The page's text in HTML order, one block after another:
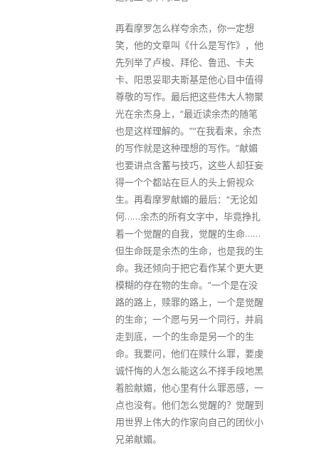
再看摩罗怎么样夸余杰，你一定想
笑，他的文章叫《什么是写作》，他
先列举了卢梭、拜伦、鲁迅、卡夫
卡、阳思妥耶夫斯基是他心目中值得
尊敬的写作。最后把这些伟大人物聚
光在余杰身上，“最近读余杰的随笔
也是这样理解的。”“在我看来，余杰
的写作就是这种理想的写作。”献媚
也要讲点含蓄与技巧，这些人却狂妄
得一个个都站在巨人的头上俯视众
生。再看摩罗献媚的最后：“无论如
何……余杰的所有文字中，毕竟挣扎
着一个觉醒的自我，觉醒的生命……
但生命既是余杰的生命，也是我的生
命。我还倾向于把它看作某个更大更
模糊的存在物的生命。”一个是在没
路的路上，赎罪的路上，一个是觉醒
的生命；一个愿与另一个同行，并肩
走到底，一个的生命是另一个的生
命。我要问，他们在赎什么罪，要虔
诚忏悔的人怎么能这么不择手段地黑
着脸献媚，他心里有什么罪恶感，一
点也没有。他们怎么觉醒的？觉醒到
用世界上伟大的作家向自己的团伙小
兄弟献媚。